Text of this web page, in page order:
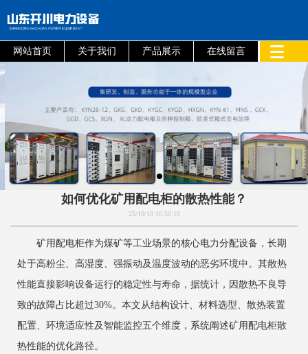
网站首页 关于我们 产品展示 在线留言
如何优化矿用配电柜的散热性能？
25/10/10 10:50:10
矿用配电柜作为煤矿等工业场景的核心电力分配设备，长期
处于高粉尘、高湿度、强振动及温度波动的恶劣环境中。其散热
性能直接影响设备运行的稳定性与寿命，据统计，因散热不良导
致的故障占比超过30%。本文从结构设计、材料选型、散热装置
配置、环境适应性及智能监控五个维度，系统阐述矿用配电柜散
热性能的优化路径。